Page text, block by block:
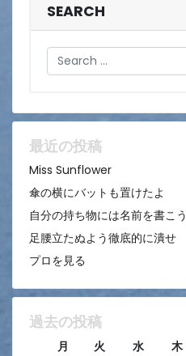
ョ
ン
SEARCH
Search
最近の投稿
Miss Sunflower
傘の横にバットも置けたよ
自分の持ち物には名前を書こう
足腰立たぬよう徹底的に潰せ
プロを見る
過去の投稿
月 火 水 木